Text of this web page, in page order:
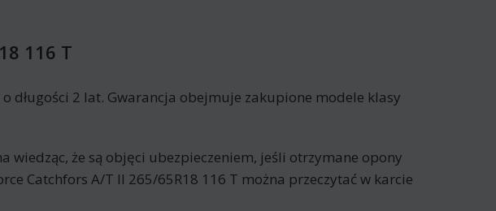
116 T
długości 2 lat. Gwarancja obejmuje zakupione modele klasy
wiedząc, że są objęci ubezpieczeniem, jeśli otrzymane opony
Catchfors A/T II 265/65R18 116 T można przeczytać w karcie